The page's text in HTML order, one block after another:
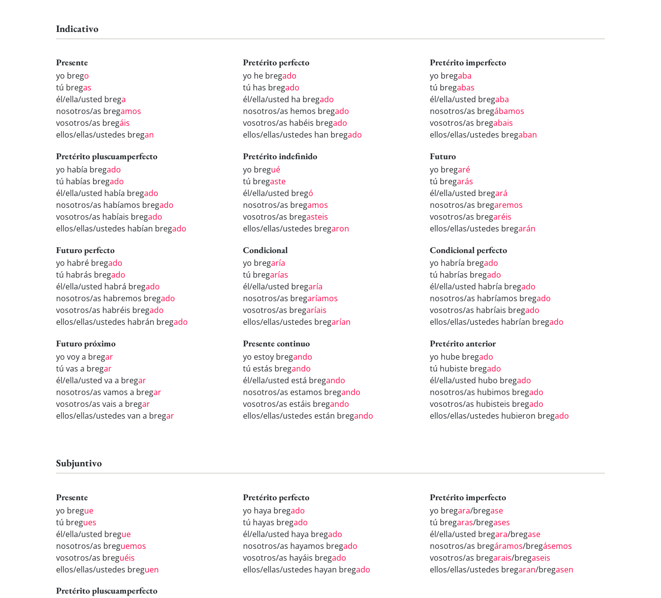
Indicativo
Presente
yo brego
tú bregas
él/ella/usted brega
nosotros/as bregamos
vosotros/as bregáis
ellos/ellas/ustedes bregan
Pretérito perfecto
yo he bregado
tú has bregado
él/ella/usted ha bregado
nosotros/as hemos bregado
vosotros/as habéis bregado
ellos/ellas/ustedes han bregado
Pretérito imperfecto
yo bregaba
tú bregabas
él/ella/usted bregaba
nosotros/as bregábamos
vosotros/as bregabais
ellos/ellas/ustedes bregaban
Pretérito pluscuamperfecto
yo había bregado
tú habías bregado
él/ella/usted había bregado
nosotros/as habíamos bregado
vosotros/as habíais bregado
ellos/ellas/ustedes habían bregado
Pretérito indefinido
yo bregué
tú bregaste
él/ella/usted bregó
nosotros/as bregamos
vosotros/as bregasteis
ellos/ellas/ustedes bregaron
Futuro
yo bregaré
tú bregarás
él/ella/usted bregará
nosotros/as bregaremos
vosotros/as bregaréis
ellos/ellas/ustedes bregarán
Futuro perfecto
yo habré bregado
tú habrás bregado
él/ella/usted habrá bregado
nosotros/as habremos bregado
vosotros/as habréis bregado
ellos/ellas/ustedes habrán bregado
Condicional
yo bregaría
tú bregarías
él/ella/usted bregaría
nosotros/as bregaríamos
vosotros/as bregaríais
ellos/ellas/ustedes bregarían
Condicional perfecto
yo habría bregado
tú habrías bregado
él/ella/usted habría bregado
nosotros/as habríamos bregado
vosotros/as habríais bregado
ellos/ellas/ustedes habrían bregado
Futuro próximo
yo voy a bregar
tú vas a bregar
él/ella/usted va a bregar
nosotros/as vamos a bregar
vosotros/as vais a bregar
ellos/ellas/ustedes van a bregar
Presente continuo
yo estoy bregando
tú estás bregando
él/ella/usted está bregando
nosotros/as estamos bregando
vosotros/as estáis bregando
ellos/ellas/ustedes están bregando
Pretérito anterior
yo hube bregado
tú hubiste bregado
él/ella/usted hubo bregado
nosotros/as hubimos bregado
vosotros/as hubisteis bregado
ellos/ellas/ustedes hubieron bregado
Subjuntivo
Presente
yo bregue
tú bregues
él/ella/usted bregue
nosotros/as breguemos
vosotros/as breguéis
ellos/ellas/ustedes breguen
Pretérito perfecto
yo haya bregado
tú hayas bregado
él/ella/usted haya bregado
nosotros/as hayamos bregado
vosotros/as hayáis bregado
ellos/ellas/ustedes hayan bregado
Pretérito imperfecto
yo bregara/bregase
tú bregaras/bregases
él/ella/usted bregara/bregase
nosotros/as bregáramos/bregásemos
vosotros/as bregarais/bregaseis
ellos/ellas/ustedes bregaran/bregasen
Pretérito pluscuamperfecto